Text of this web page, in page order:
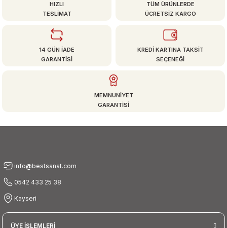
Ürün açıklamasında eksik bilgiler bulunuyor.
Ürün bilgilerinde hatalar bulunuyor.
Bu ürüne benzer farklı alternatifler olmalı.
HIZLI
TESLİMAT
TÜM ÜRÜNLERDE
ÜCRETSİZ KARGO
14 GÜN İADE
GARANTİSİ
KREDİ KARTINA TAKSİT
SEÇENEĞİ
MEMNUNİYET
GARANTİSİ
info@bestsanat.com
0542 433 25 38
Kayseri
ÜYE İŞLEMLERİ